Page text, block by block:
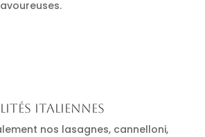
italiennes
nos lasagnes, cannelloni,